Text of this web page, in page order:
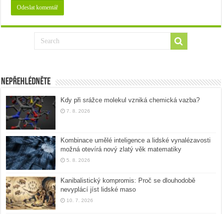
Nepřehlédněte
Kdy při srážce molekul vzniká chemická vazba?
7. 8. 2026
Kombinace umělé inteligence a lidské vynalézavosti
možná otevírá nový zlatý věk matematiky
5. 8. 2026
Kanibalistický kompromis: Proč se dlouhodobě
nevyplácí jíst lidské maso
10. 7. 2026